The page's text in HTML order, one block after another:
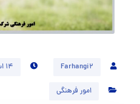
Farhangi2 ۱۴ اسفند ۱۴۰۲
امور فرهنگی